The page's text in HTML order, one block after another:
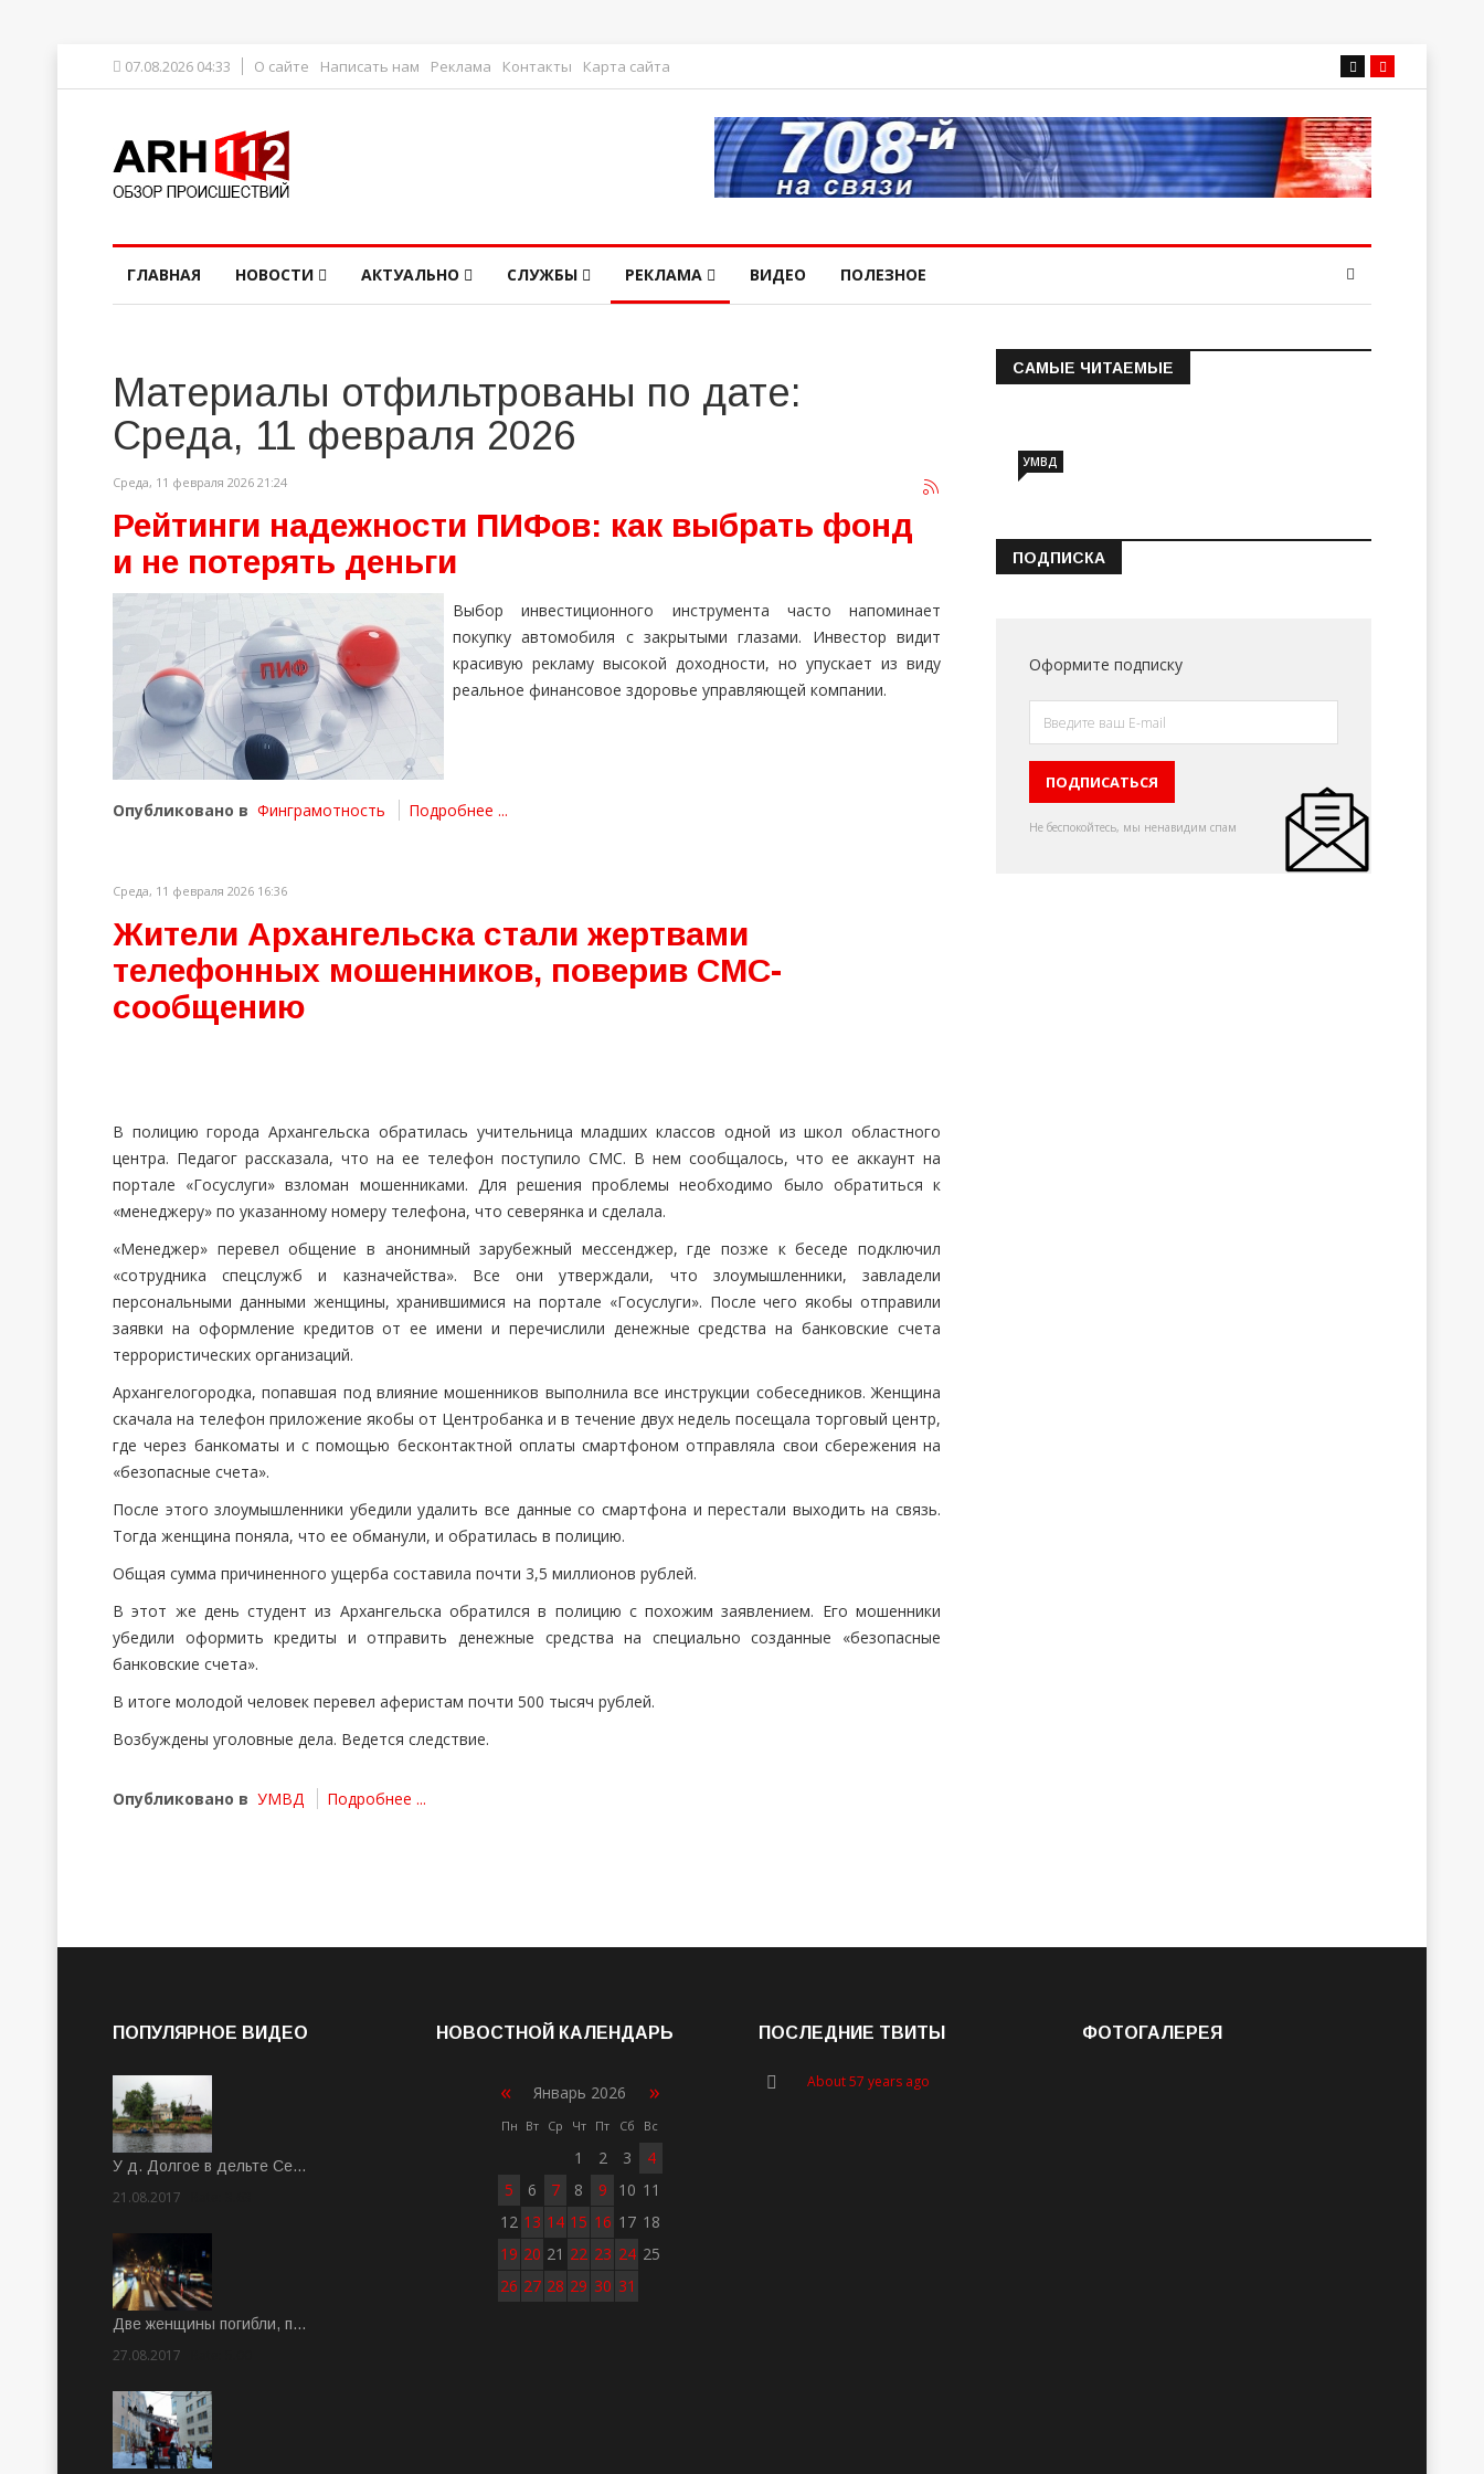
07.08.2026 04:33 О сайте Написать нам Реклама Контакты Карта сайта
ГЛАВНАЯ НОВОСТИ АКТУАЛЬНО СЛУЖБЫ РЕКЛАМА ВИДЕО ПОЛЕЗНОЕ
Материалы отфильтрованы по дате:
Среда, 11 февраля 2026
Среда, 11 февраля 2026 21:24
Рейтинги надежности ПИФов: как выбрать фонд
и не потерять деньги
Выбор инвестиционного инструмента часто напоминает
покупку автомобиля с закрытыми глазами. Инвестор видит
красивую рекламу высокой доходности, но упускает из виду
реальное финансовое здоровье управляющей компании.
Опубликовано в Финграмотность Подробнее ...
Среда, 11 февраля 2026 16:36
Жители Архангельска стали жертвами
телефонных мошенников, поверив СМС-
сообщению
В полицию города Архангельска обратилась учительница младших классов одной из школ областного
центра. Педагог рассказала, что на ее телефон поступило СМС. В нем сообщалось, что ее аккаунт на
портале «Госуслуги» взломан мошенниками. Для решения проблемы необходимо было обратиться к
«менеджеру» по указанному номеру телефона, что северянка и сделала.
«Менеджер» перевел общение в анонимный зарубежный мессенджер, где позже к беседе подключил
«сотрудника спецслужб и казначейства». Все они утверждали, что злоумышленники, завладели
персональными данными женщины, хранившимися на портале «Госуслуги». После чего якобы отправили
заявки на оформление кредитов от ее имени и перечислили денежные средства на банковские счета
террористических организаций.
Архангелогородка, попавшая под влияние мошенников выполнила все инструкции собеседников. Женщина
скачала на телефон приложение якобы от Центробанка и в течение двух недель посещала торговый центр,
где через банкоматы и с помощью бесконтактной оплаты смартфоном отправляла свои сбережения на
«безопасные счета».
После этого злоумышленники убедили удалить все данные со смартфона и перестали выходить на связь.
Тогда женщина поняла, что ее обманули, и обратилась в полицию.
Общая сумма причиненного ущерба составила почти 3,5 миллионов рублей.
В этот же день студент из Архангельска обратился в полицию с похожим заявлением. Его мошенники
убедили оформить кредиты и отправить денежные средства на специально созданные «безопасные
банковские счета».
В итоге молодой человек перевел аферистам почти 500 тысяч рублей.
Возбуждены уголовные дела. Ведется следствие.
Опубликовано в УМВД Подробнее ...
САМЫЕ ЧИТАЕМЫЕ
Информация о состоянии
УМВД
ПОДПИСКА
Оформите подписку
Не беспокойтесь, мы ненавидим спам
ПОПУЛЯРНОЕ ВИДЕО
У д. Долгое в дельте Се…
21.08.2017
Две женщины погибли, п…
27.08.2017
НОВОСТНОЙ КАЛЕНДАРЬ
« Январь 2026 »
Пн Вт Ср Чт Пт Сб Вс
1 2 3
4
5
6 7 8 9 10 11
12 13 14 15 16 17 18
19 20 21 22 23 24 25
26 27 28 29 30 31
ПОСЛЕДНИЕ ТВИТЫ
About 57 years ago
ФОТОГАЛЕРЕЯ